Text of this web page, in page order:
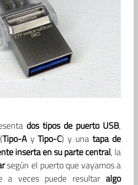
dos tipos de puerto USB,
Tipo-AyTipo-C) y unatapa de
inserta en su parte central, la
según el puerto que vayamos a
a veces puede resultaralgo